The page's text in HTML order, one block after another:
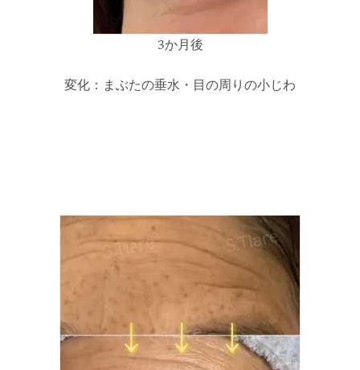
3か月後
変化：まぶたの垂水・目の周りの小じわ